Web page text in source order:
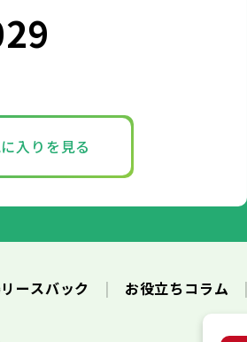
入りを見る
ースバック お役立ちコラム